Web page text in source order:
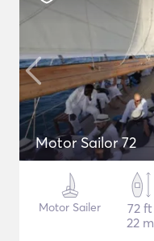
Motor Sailor 72
Motor Sailer
72 ft
22 m